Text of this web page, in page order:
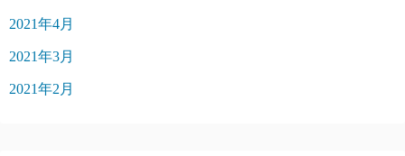
2021年4月
2021年3月
2021年2月